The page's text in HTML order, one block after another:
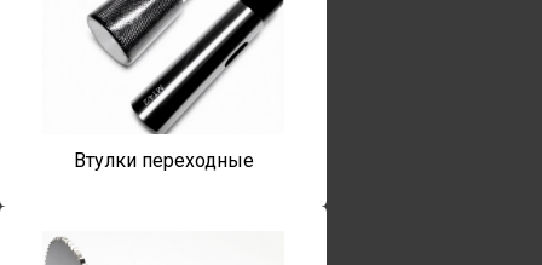
Втулки переходные